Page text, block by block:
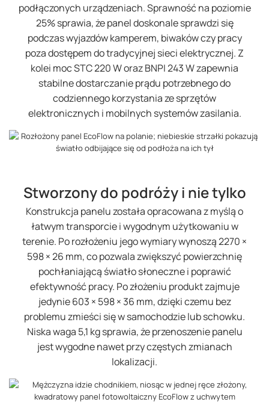
podłączonych urządzeniach. Sprawność na poziomie
25% sprawia, że panel doskonale sprawdzi się
podczas wyjazdów kamperem, biwaków czy pracy
poza dostępem do tradycyjnej sieci elektrycznej. Z
kolei moc STC 220 W oraz BNPI 243 W zapewnia
stabilne dostarczanie prądu potrzebnego do
codziennego korzystania ze sprzętów
elektronicznych i mobilnych systemów zasilania.
Stworzony do podróży i nie tylko
Konstrukcja panelu została opracowana z myślą o
łatwym transporcie i wygodnym użytkowaniu w
terenie. Po rozłożeniu jego wymiary wynoszą 2270 ×
598 × 26 mm, co pozwala zwiększyć powierzchnię
pochłaniającą światło słoneczne i poprawić
efektywność pracy. Po złożeniu produkt zajmuje
jedynie 603 × 598 × 36 mm, dzięki czemu bez
problemu zmieści się w samochodzie lub schowku.
Niska waga 5,1 kg sprawia, że przenoszenie panelu
jest wygodne nawet przy częstych zmianach
lokalizacji.